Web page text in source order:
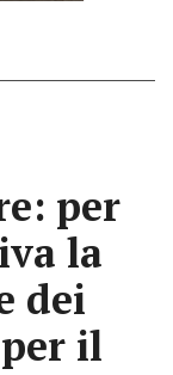
per
la
dei
il